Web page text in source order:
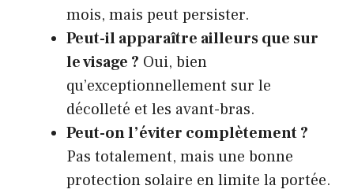
mois, mais peut persister.
Peut-il apparaître ailleurs que sur
le visage ? Oui, bien
qu’exceptionnellement sur le
décolleté et les avant-bras.
Peut-on l’éviter complètement ?
Pas totalement, mais une bonne
protection solaire en limite la portée.